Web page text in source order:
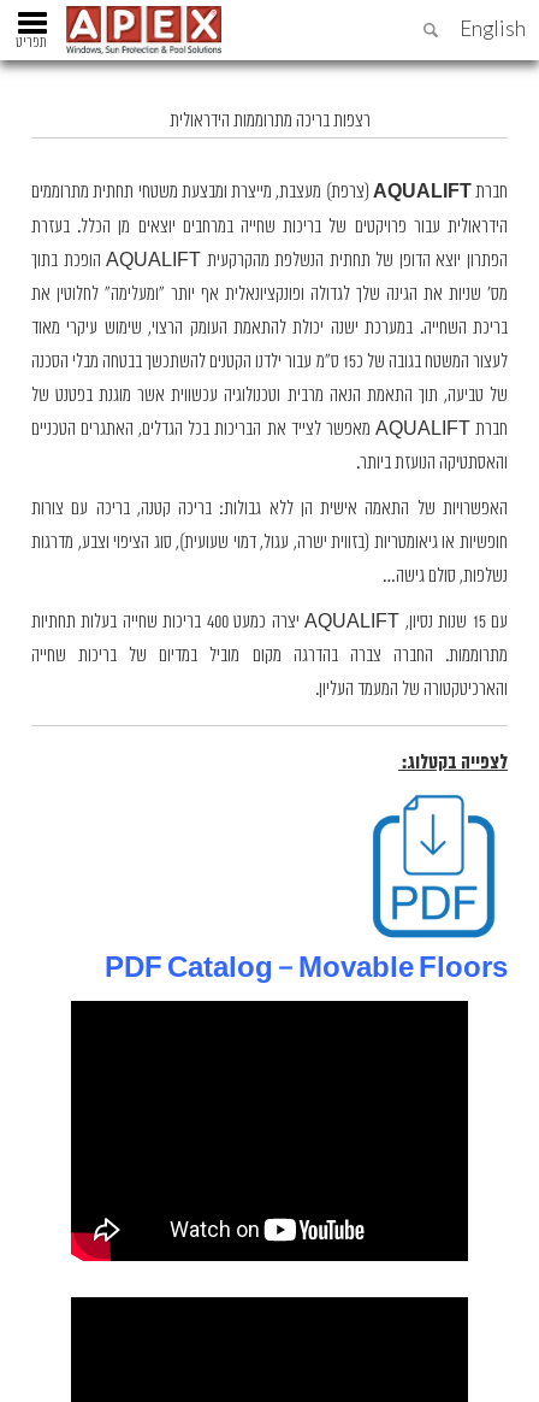
English
תפריט
רצפות בריכה מתרוממות הידראולית
חברתAQUALIFT (צרפת) מעצבת, מייצרת ומבצעת משטחי תחתית מתרוממים
הידראולית עבור פרויקטים של בריכות שחייה במרחבים יוצאים מן הכלל. בעזרת
הפתרון יוצא הדופן של תחתית הנשלפת מהקרקעית AQUALIFT הופכת בתוך
מס' שניות את הגינה שלך לגדולה ופונקציונאלית אף יותר "ומעלימה" לחלוטין את
בריכת השחייה. במערכת ישנה יכולת להתאמת העומק הרצוי, שימוש עיקרי מאוד
לעצור המשטח בגובה של כ15 ס"מ עבור ילדנו הקטנים להשתכשך בבטחה מבלי הסכנה
של טביעה, תוך התאמת הנאה מרבית וטכנולוגיה עכשווית אשר מוגנת בפטנט של
חברת AQUALIFT מאפשר לצייד את הבריכות בכל הגדלים, האתגרים הטכניים
והאסתטיקה הנועזת ביותר.
האפשרויות של התאמה אישית הן ללא גבולות: בריכה קטנה, בריכה עם צורות
חופשיות או גיאומטריות (בזווית ישרה, עגול, דמוי שעועית), סוג הציפוי וצבע, מדרגות
נשלפות, סולם גישה…
עם 15 שנות נסיון, AQUALIFT יצרה כמעט 400 בריכות שחייה בעלות תחתיות
מתרוממות. החברה צברה בהדרגה מקום מוביל במדיום של בריכות שחייה
והארכיטקטורה של המעמד העליון.
לצפייה בקטלוג:
PDF Catalog – Movable Floors